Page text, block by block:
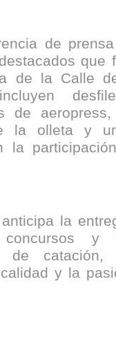
de
que
de la Calle
de
la olleta y
la
la
de catación,
y la